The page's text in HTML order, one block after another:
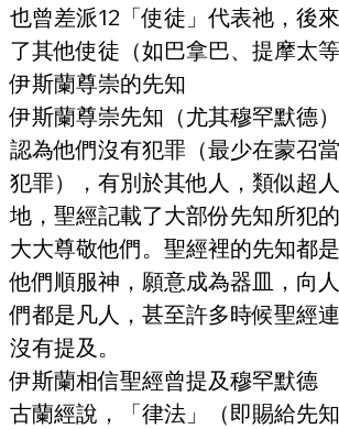
也曾差派12「使徒」代表祂，後
了其他使徒（如巴拿巴、提摩太等
伊斯蘭尊崇的先知
伊斯蘭尊崇先知（尤其穆罕默德
認為他們沒有犯罪（最少在蒙召
犯罪），有別於其他人，類似超
地，聖經記載了大部份先知所犯
大大尊敬他們。聖經裡的先知都
他們順服神，願意成為器皿，向
們都是凡人，甚至許多時候聖經
沒有提及。
伊斯蘭相信聖經曾提及穆罕默德
古蘭經說，「律法」（即賜給先